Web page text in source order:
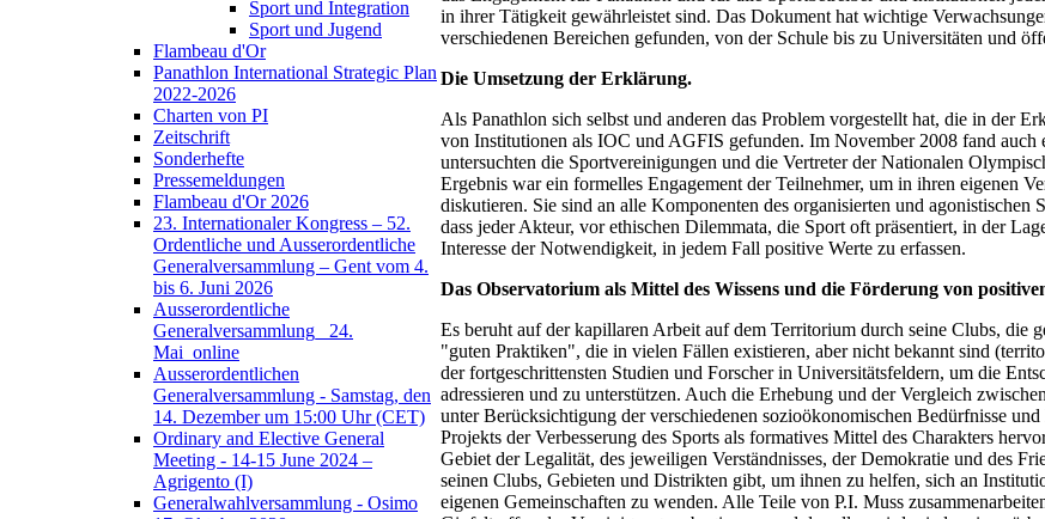
Sport und Integration
Sport und Jugend
Flambeau d'Or
Panathlon International Strategic Plan
2022-2026
Charten von PI
Zeitschrift
Sonderhefte
Pressemeldungen
Flambeau d'Or 2026
23. Internationaler Kongress – 52.
Ordentliche und Ausserordentliche
Generalversammlung – Gent vom 4.
bis 6. Juni 2026
Ausserordentliche
Generalversammlung_ 24.
Mai_online
Ausserordentlichen
Generalversammlung - Samstag, den
14. Dezember um 15:00 Uhr (CET)
Ordinary and Elective General
Meeting - 14-15 June 2024 –
Agrigento (I)
Generalwahlversammlung - Osimo
in ihrer Tätigkeit gewährleistet sind. Das Dokument hat wichtige
verschiedenen Bereichen gefunden, von der Schule bis zu Universitäten und
Die Umsetzung der Erklärung.
Als Panathlon sich selbst und anderen das Problem vorgestellt hat, die in der
von Institutionen als IOC und AGFIS gefunden. Im November 2008 fand
untersuchten die Sportvereinigungen und die Vertreter der Nationalen
Ergebnis war ein formelles Engagement der Teilnehmer, um in ihren eigenen
diskutieren. Sie sind an alle Komponenten des organisierten und
dass jeder Akteur, vor ethischen Dilemmata, die Sport oft präsentiert, in der
Interesse der Notwendigkeit, in jedem Fall positive Werte zu erfassen.
Das Observatorium als Mittel des Wissens und die Förderung von
Es beruht auf der kapillaren Arbeit auf dem Territorium durch seine Clubs, die
"guten Praktiken", die in vielen Fällen existieren, aber nicht bekannt sind
der fortgeschrittensten Studien und Forscher in Universitätsfeldern, um die
adressieren und zu unterstützen. Auch die Erhebung und der Vergleich
unter Berücksichtigung der verschiedenen sozioökonomischen Bedürfnisse
Projekts der Verbesserung des Sports als formatives Mittel des Charakters
Gebiet der Legalität, des jeweiligen Verständnisses, der Demokratie und des
seinen Clubs, Gebieten und Distrikten gibt, um ihnen zu helfen, sich an
eigenen Gemeinschaften zu wenden. Alle Teile von P.I. Muss